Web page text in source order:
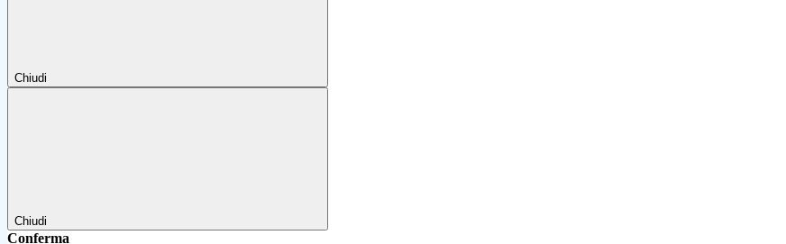
Chiudi
Chiudi
Conferma